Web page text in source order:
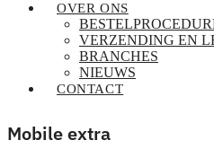
OVER ONS
VERZENDING EN
BRANCHES
NIEUWS
CONTACT
Mobile extra